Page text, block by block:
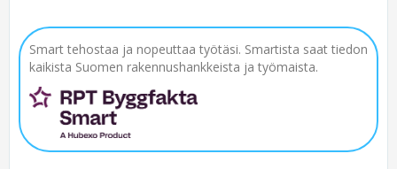
Smart tehostaa ja nopeuttaa työtäsi. Smartista saat tiedon
kaikista Suomen rakennushankkeista ja työmaista.